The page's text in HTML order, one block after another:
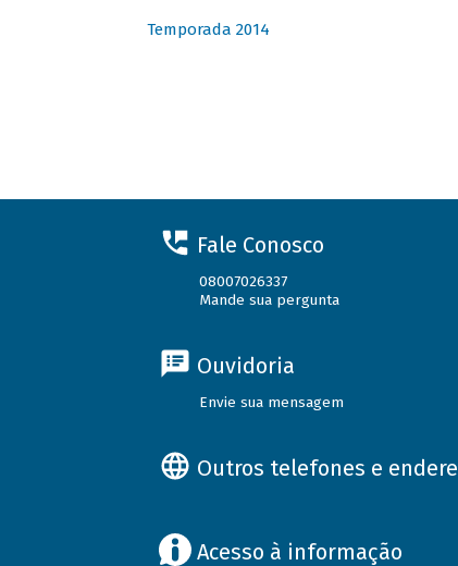
Temporada 2014
Fale Conosco
08007026337
Mande sua pergunta
Ouvidoria
Envie sua mensagem
Outros telefones e
Acesso à informação